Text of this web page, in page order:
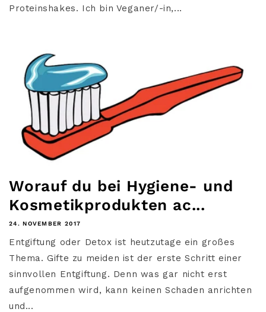
Proteinshakes. Ich bin Veganer/-in,...
Worauf du bei Hygiene- und
Kosmetikprodukten ac...
24. NOVEMBER 2017
Entgiftung oder Detox ist heutzutage ein großes
Thema. Gifte zu meiden ist der erste Schritt einer
sinnvollen Entgiftung. Denn was gar nicht erst
aufgenommen wird, kann keinen Schaden anrichten
und...